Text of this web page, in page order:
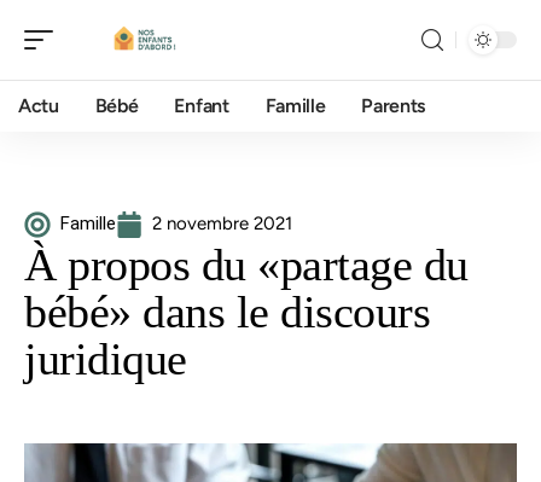
Actu Bébé Enfant Famille Parents
Famille 2 novembre 2021
À propos du «partage du
bébé» dans le discours
juridique